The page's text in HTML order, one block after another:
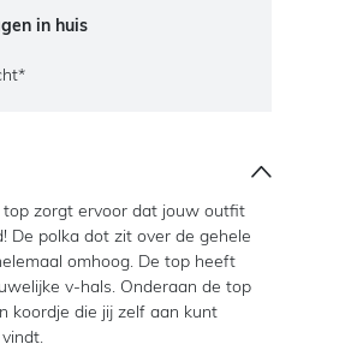
in huis
zorgt ervoor dat jouw outfit
De polka dot zit over de gehele
omhoog. De top heeft
v-hals. Onderaan de top
koordje die jij zelf aan kunt